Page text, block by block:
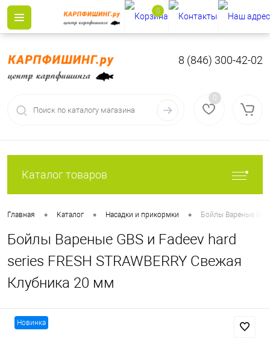
8 (846) 300-42-02
0
Каталог товаров
Главная • Каталог • Насадки и прикормки • Бойлы Вареные
Бойлы Вареные GBS и Fadeev hard
series FRESH STRAWBERRY Свежая
Клубника 20 мм
Новинка
0